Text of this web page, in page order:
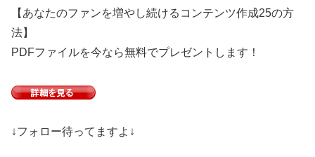
【あなたのファンを増やし続けるコンテンツ作成25の方
法】
PDFファイルを今なら無料でプレゼントします！
↓フォロー待ってますよ↓